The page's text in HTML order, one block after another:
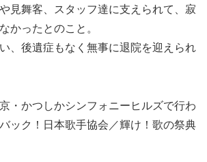
見舞客、スタッフ達に支えられて、寂
かったとのこと。
、後遺症もなく無事に退院を迎えられ
・かつしかシンフォニーヒルズで行わ
ック！日本歌手協会／輝け！歌の祭典